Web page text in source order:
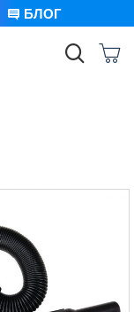
БЛОГ